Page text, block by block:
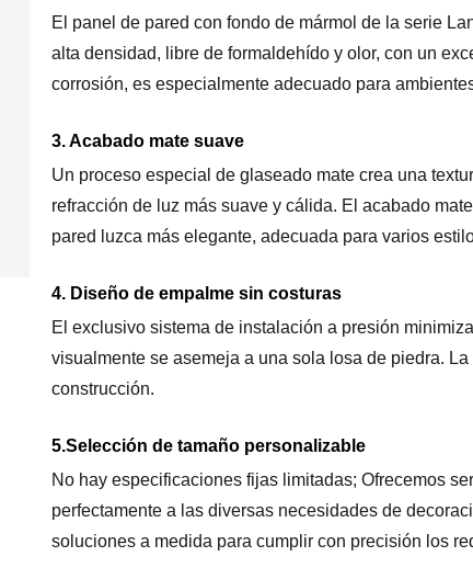
El panel de pared con fondo de mármol de la serie
alta densidad, libre de formaldehído y olor, con un
corrosión, es especialmente adecuado para
3. Acabado mate suave
Un proceso especial de glaseado mate crea una
refracción de luz más suave y cálida. El acabado
pared luzca más elegante, adecuada para varios
4. Diseño de empalme sin costuras
El exclusivo sistema de instalación a presión
visualmente se asemeja a una sola losa de piedra.
construcción.
5.Selección de tamaño personalizable
No hay especificaciones fijas limitadas; Ofrecemos
perfectamente a las diversas necesidades de
soluciones a medida para cumplir con precisión los